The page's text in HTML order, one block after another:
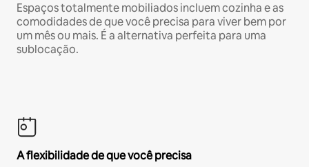
Espaços totalmente mobiliados incluem cozinha e as
comodidades de que você precisa para viver bem por
um mês ou mais. É a alternativa perfeita para uma
sublocação.
A flexibilidade de que você precisa